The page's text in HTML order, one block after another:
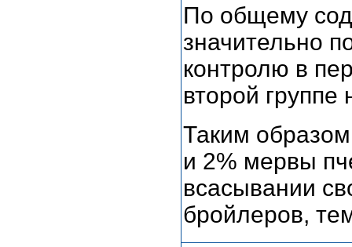
По общему
значительно
контролю в
второй группе
Таким
и 2% мервы
всасывании
бройлеров,